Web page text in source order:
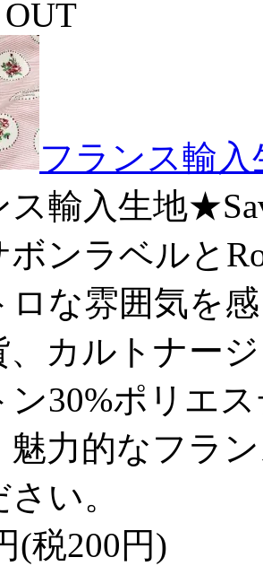
フランス輸
ス輸入生地
ボンラベルと
ロな雰囲気を
、カルトナー
ン30%ポリエ
魅力的なフラ
い。
(税200円)